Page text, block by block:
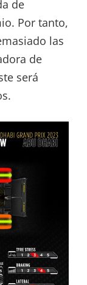
de
Por tanto,
las
de
será